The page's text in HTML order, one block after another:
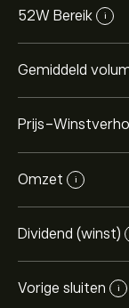
52W Bereik i
Gemiddeld
Prijs-
Omzet i
Dividend (winst)
Vorige sluiten i